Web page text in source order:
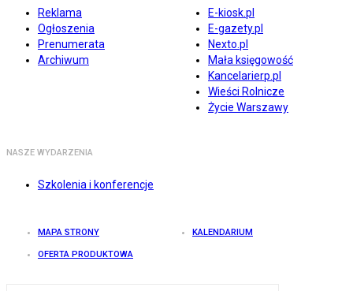
Reklama
Ogłoszenia
Prenumerata
Archiwum
E-kiosk.pl
E-gazety.pl
Nexto.pl
Mała księgowość
Kancelarierp.pl
Wieści Rolnicze
Życie Warszawy
NASZE WYDARZENIA
Szkolenia i konferencje
MAPA STRONY KALENDARIUM
OFERTA PRODUKTOWA